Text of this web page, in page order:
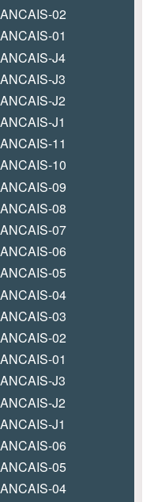
02
01
J4
J3
J2
J1
11
10
09
08
07
06
05
04
03
02
01
J3
J2
J1
06
05
04